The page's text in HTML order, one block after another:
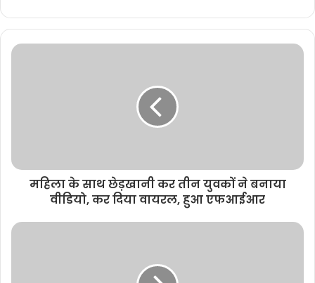
b
s
e
महिला के साथ छेड़खानी कर तीन युवकों ने बनाया
वीडियो, कर दिया वायरल, हुआ एफआईआर